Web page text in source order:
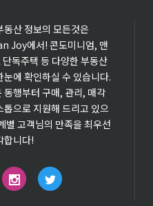
동산 정보의 모든것은
Joy에서! 콘도미니엄, 맨
단독주택 등 다양한 부동산
눈에 확인하실 수 있습니다.
동행부터 구매, 관리, 매각
톱으로 지원해 드리고 있으
별 고객님의 만족을 최우선
합니다!